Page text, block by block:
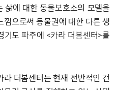
삶에 대한 동물보호소의 모델을
으로써 동물권에 대한 다른 생
기도 파주에 <카라 더봄센터>를
더봄센터는 현재 전반적인 건